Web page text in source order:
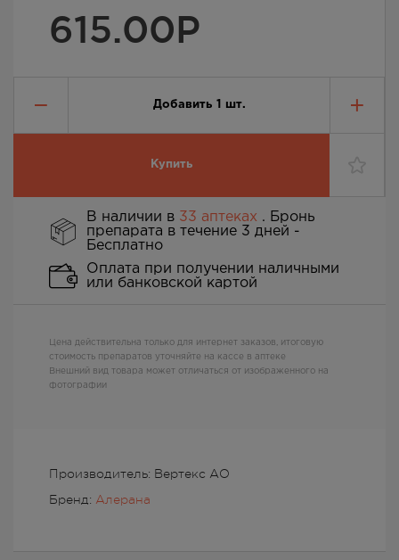
615.00Р
Добавить 1 шт.
Купить
Производитель: Вертекс АО
Бренд: Алерана
В наличии в 33 аптеках . Бронь
препарата в течение 3 дней -
Бесплатно
Оплата при получении наличными
или банковской картой
Цена действительна только для интернет заказов, итоговую
стоимость препаратов уточняйте на кассе в аптеке
Внешний вид товара может отличаться от изображенного на
фотографии